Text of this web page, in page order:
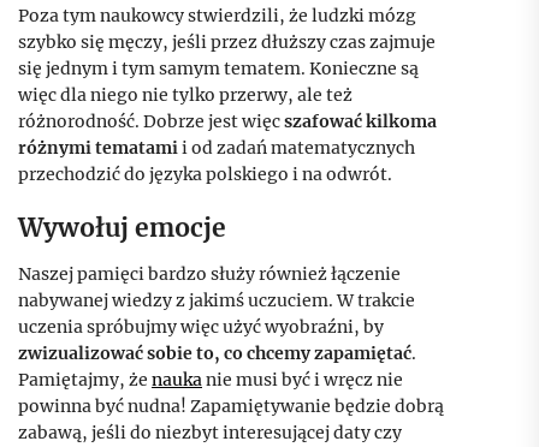
Poza tym naukowcy stwierdzili, że ludzki mózg
szybko się męczy, jeśli przez dłuższy czas zajmuje
się jednym i tym samym tematem. Konieczne są
więc dla niego nie tylko przerwy, ale też
różnorodność. Dobrze jest więcszafować kilkoma
różnymi tematamii od zadań matematycznych
przechodzić do języka polskiego i na odwrót.
Wywołuj emocje
Naszej pamięci bardzo służy również łączenie
nabywanej wiedzy z jakimś uczuciem. W trakcie
uczenia spróbujmy więc użyć wyobraźni, by
zwizualizować sobie to, co chcemy zapamiętać.
Pamiętajmy, że naukanie musi być i wręcz nie
powinna być nudna! Zapamiętywanie będzie dobrą
zabawą, jeśli do niezbyt interesującej daty czy